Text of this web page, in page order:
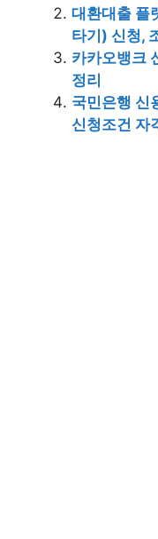
대환대출 플
타기) 신청,
카카오뱅크
정리
국민은행 신
신청조건 자